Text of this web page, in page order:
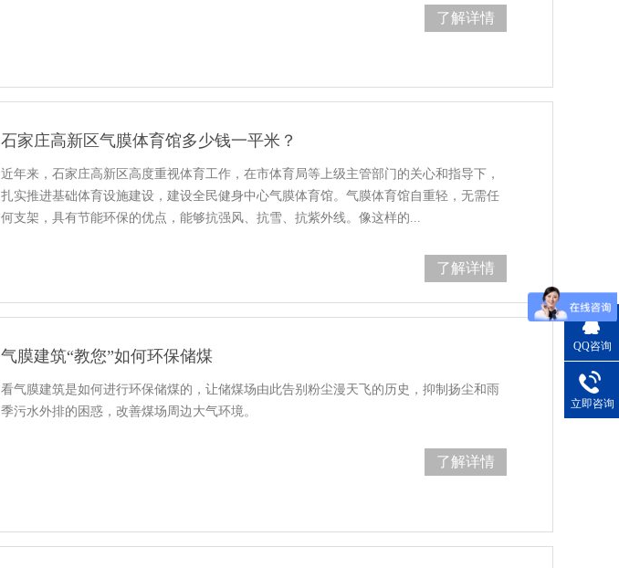
了解详情
石家庄高新区气膜体育馆多少钱一平米？
近年来，石家庄高新区高度重视体育工作，在市体育局等上级主管部门的关心和指导下，
扎实推进基础体育设施建设，建设全民健身中心气膜体育馆。气膜体育馆自重轻，无需任
何支架，具有节能环保的优点，能够抗强风、抗雪、抗紫外线。像这样的...
了解详情
气膜建筑“教您”如何环保储煤
看气膜建筑是如何进行环保储煤的，让储煤场由此告别粉尘漫天飞的历史，抑制扬尘和雨
季污水外排的困惑，改善煤场周边大气环境。​
了解详情
QQ咨询
立即咨询